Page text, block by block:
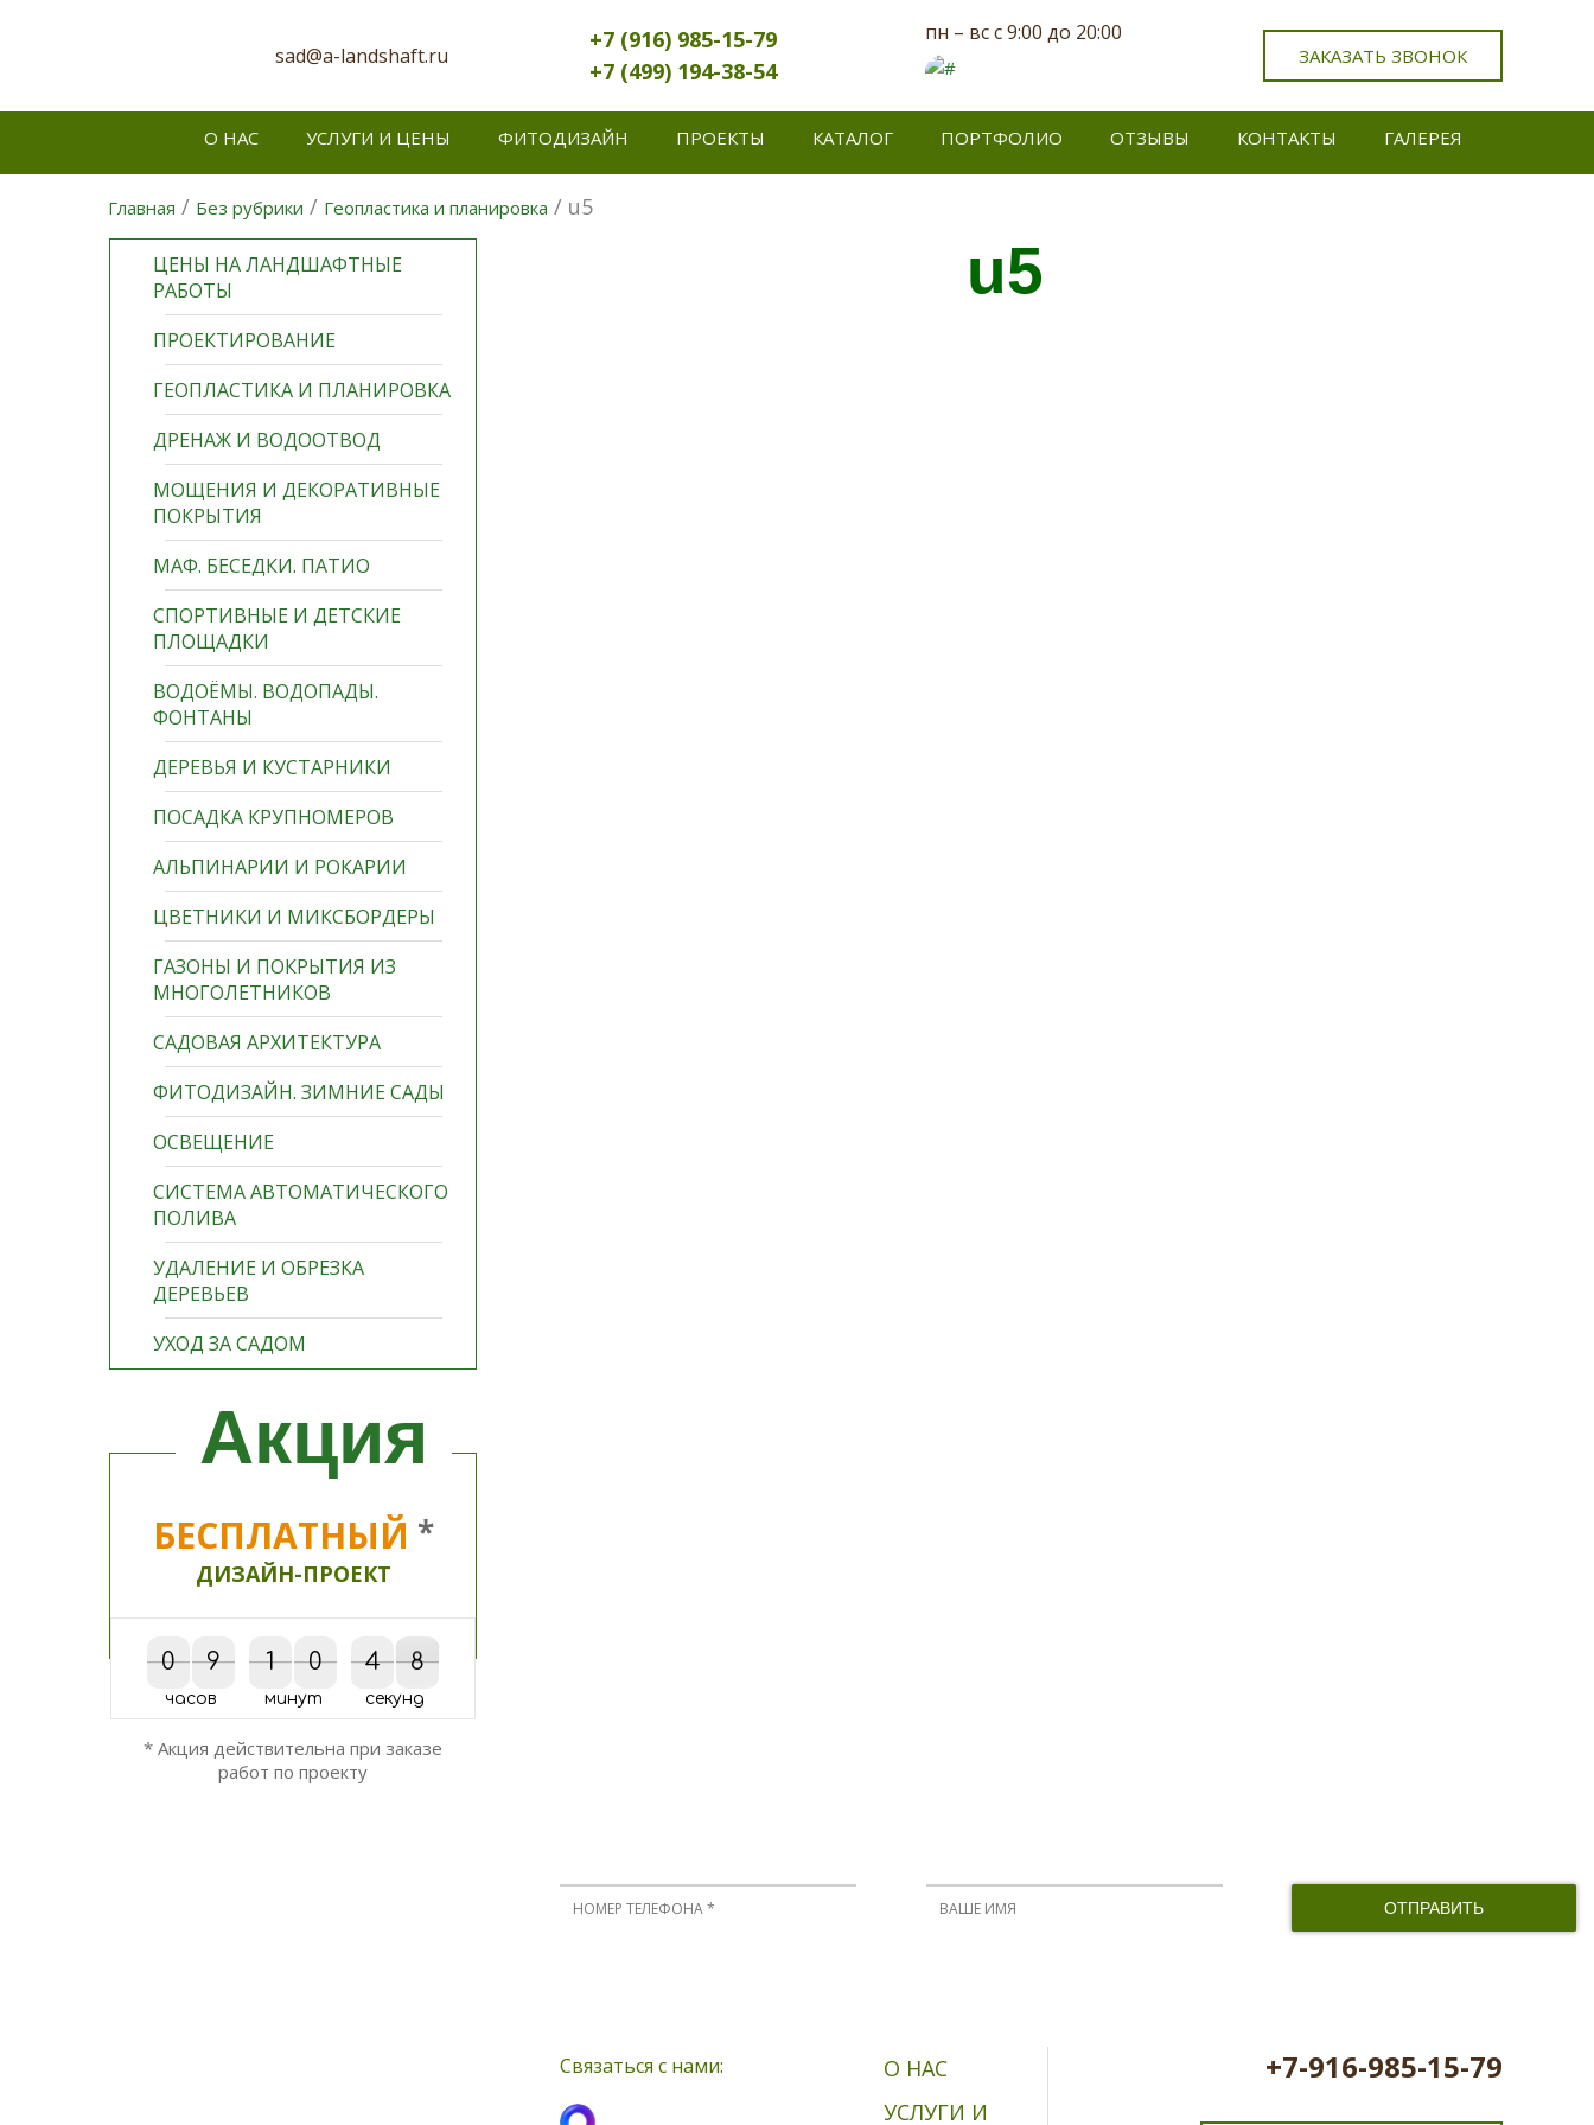
sad@a-landshaft.ru
+7 (916) 985-15-79
+7 (499) 194-38-54
пн – вс с 9:00 до 20:00
ЗАКАЗАТЬ ЗВОНОК
О НАС УСЛУГИ И ЦЕНЫ ФИТОДИЗАЙН ПРОЕКТЫ КАТАЛОГ ПОРТФОЛИО ОТЗЫВЫ КОНТАКТЫ ГАЛЕРЕЯ
Главная / Без рубрики / Геопластика и планировка / u5
ЦЕНЫ НА ЛАНДШАФТНЫЕ
РАБОТЫ
ПРОЕКТИРОВАНИЕ
ГЕОПЛАСТИКА И ПЛАНИРОВКА
ДРЕНАЖ И ВОДООТВОД
МОЩЕНИЯ И ДЕКОРАТИВНЫЕ
ПОКРЫТИЯ
МАФ. БЕСЕДКИ. ПАТИО
СПОРТИВНЫЕ И ДЕТСКИЕ
ПЛОЩАДКИ
ВОДОЁМЫ. ВОДОПАДЫ.
ФОНТАНЫ
ДЕРЕВЬЯ И КУСТАРНИКИ
ПОСАДКА КРУПНОМЕРОВ
АЛЬПИНАРИИ И РОКАРИИ
ЦВЕТНИКИ И МИКСБОРДЕРЫ
ГАЗОНЫ И ПОКРЫТИЯ ИЗ
МНОГОЛЕТНИКОВ
САДОВАЯ АРХИТЕКТУРА
ФИТОДИЗАЙН. ЗИМНИЕ САДЫ
ОСВЕЩЕНИЕ
СИСТЕМА АВТОМАТИЧЕСКОГО
ПОЛИВА
УДАЛЕНИЕ И ОБРЕЗКА
ДЕРЕВЬЕВ
УХОД ЗА САДОМ
Акция
БЕСПЛАТНЫЙ *
ДИЗАЙН-ПРОЕКТ
0
0 9
9
часов
1
1 0
0
минут
5
4
4
5 8
7
7
8
секунд
* Акция действительна при заказе
работ по проекту
u5
Связаться с нами:
О НАС
УСЛУГИ И
+7-916-985-15-79